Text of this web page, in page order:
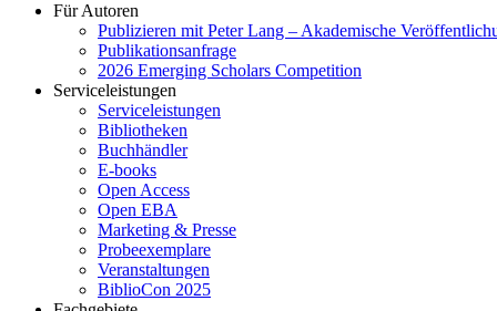
Für Autoren
Publizieren mit Peter Lang – Akademische
Publikationsanfrage
2026 Emerging Scholars Competition
Serviceleistungen
Serviceleistungen
Bibliotheken
Buchhändler
E-books
Open Access
Open EBA
Marketing & Presse
Probeexemplare
Veranstaltungen
BiblioCon 2025